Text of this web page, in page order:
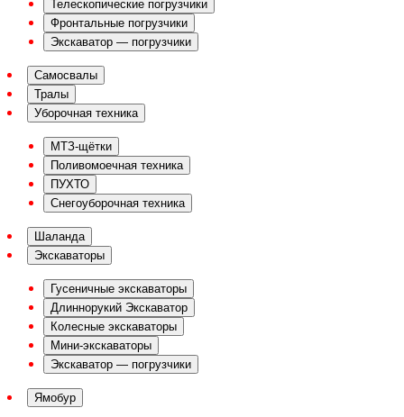
Телескопические погрузчики
Фронтальные погрузчики
Экскаватор — погрузчики
Самосвалы
Тралы
Уборочная техника
МТЗ-щётки
Поливомоечная техника
ПУХТО
Снегоуборочная техника
Шаланда
Экскаваторы
Гусеничные экскаваторы
Длиннорукий Экскаватор
Колесные экскаваторы
Мини-экскаваторы
Экскаватор — погрузчики
Ямобур